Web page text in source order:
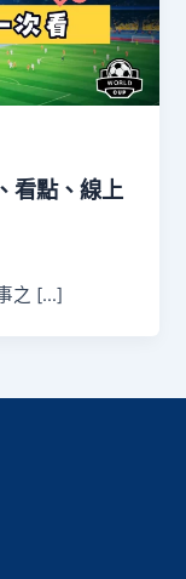
看點、線上
之 […]